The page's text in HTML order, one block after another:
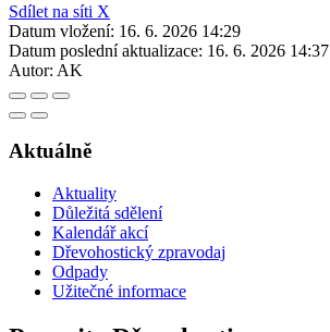
Sdílet na síti X
Datum vložení: 16. 6. 2026 14:29
Datum poslední aktualizace: 16. 6. 2026 14:37
Autor: AK
Aktuálně
Aktuality
Důležitá sdělení
Kalendář akcí
Dřevohostický zpravodaj
Odpady
Užitečné informace